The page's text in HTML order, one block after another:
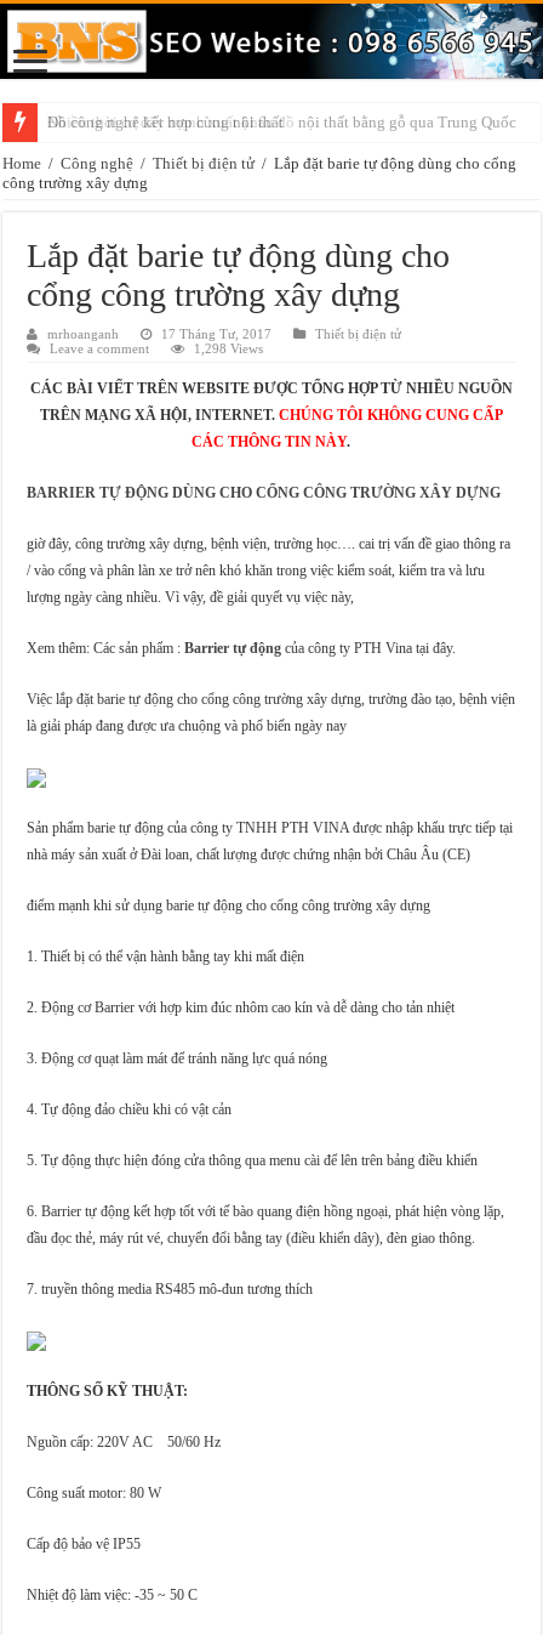
Đồ công nghệ kết hợp cùng nội thất
Nhiều thời cơ đẩy mạnh xuất khẩu đồ nội thất bằng gỗ qua Trung Quốc
Home / Công nghệ / Thiết bị điện tử / Lắp đặt barie tự động dùng cho cổng
công trường xây dựng
Lắp đặt barie tự động dùng cho
cổng công trường xây dựng
mrhoanganh 17 Tháng Tư, 2017
Thiết bị điện tử
Leave a comment
1,298 Views
CÁC BÀI VIẾT TRÊN WEBSITE ĐƯỢC TỔNG HỢP TỪ NHIỀU NGUỒN
TRÊN MẠNG XÃ HỘI, INTERNET. CHÚNG TÔI KHÔNG CUNG CẤP
CÁC THÔNG TIN NÀY.
BARRIER TỰ ĐỘNG DÙNG CHO CỔNG CÔNG TRƯỜNG XÂY DỰNG
giờ đây, công trường xây dựng, bệnh viện, trường học…. cai trị vấn đề giao thông ra
/ vào cổng và phân làn xe trở nên khó khăn trong việc kiểm soát, kiểm tra và lưu
lượng ngày càng nhiều. Vì vậy, đề giải quyết vụ việc này,
Xem thêm: Các sản phẩm :Barrier tự động của công ty PTH Vina tại đây.
Việc lắp đặt barie tự động cho cổng công trường xây dựng, trường đào tạo, bệnh viện
là giải pháp đang được ưa chuộng và phổ biến ngày nay
Sản phẩm barie tự động của công ty TNHH PTH VINA được nhập khẩu trực tiếp tại
nhà máy sản xuất ở Đài loan, chất lượng được chứng nhận bởi Châu Âu (CE)
điểm mạnh khi sử dụng barie tự động cho cổng công trường xây dựng
1. Thiết bị có thể vận hành bằng tay khi mất điện
2. Động cơ Barrier với hợp kim đúc nhôm cao kín và dễ dàng cho tản nhiệt
3. Động cơ quạt làm mát để tránh năng lực quá nóng
4. Tự động đảo chiều khi có vật cản
5. Tự động thực hiện đóng cửa thông qua menu cài để lên trên bảng điều khiển
6. Barrier tự động kết hợp tốt với tế bào quang điện hồng ngoại, phát hiện vòng lặp,
đầu đọc thẻ, máy rút vé, chuyển đổi bằng tay (điều khiển dây), đèn giao thông.
7. truyền thông media RS485 mô-đun tương thích
THÔNG SỐ KỸ THUẬT:
Nguồn cấp: 220V AC 50/60 Hz
Công suất motor: 80 W
Cấp độ bảo vệ IP55
Nhiệt độ làm việc: -35 ~ 50 C